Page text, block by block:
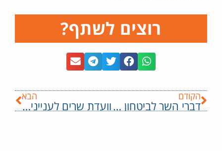
רוצים לשתף?
הקודם
דברי השר לביטחון לאומי, איתמר בן גביר ב״צעדת עזה״ בשדרות
הבא
וועדת שרים לענייני חקיקה אישרה את הצעת החוק של עוצמה יהודית להגנה על הציבור מפני אירגוני פשיעה